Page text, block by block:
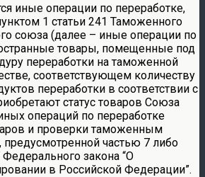
иные операции по переработке,
1 статьи 241 Таможенного
союза (далее – иные операции по
товары, помещенные под
переработки на таможенной
соответствующем количеству
переработки в соответствии с
статус товаров Союза
операций по переработке
и проверки таможенным
предусмотренной частью 7 либо
закона “О
в Российской Федерации”.